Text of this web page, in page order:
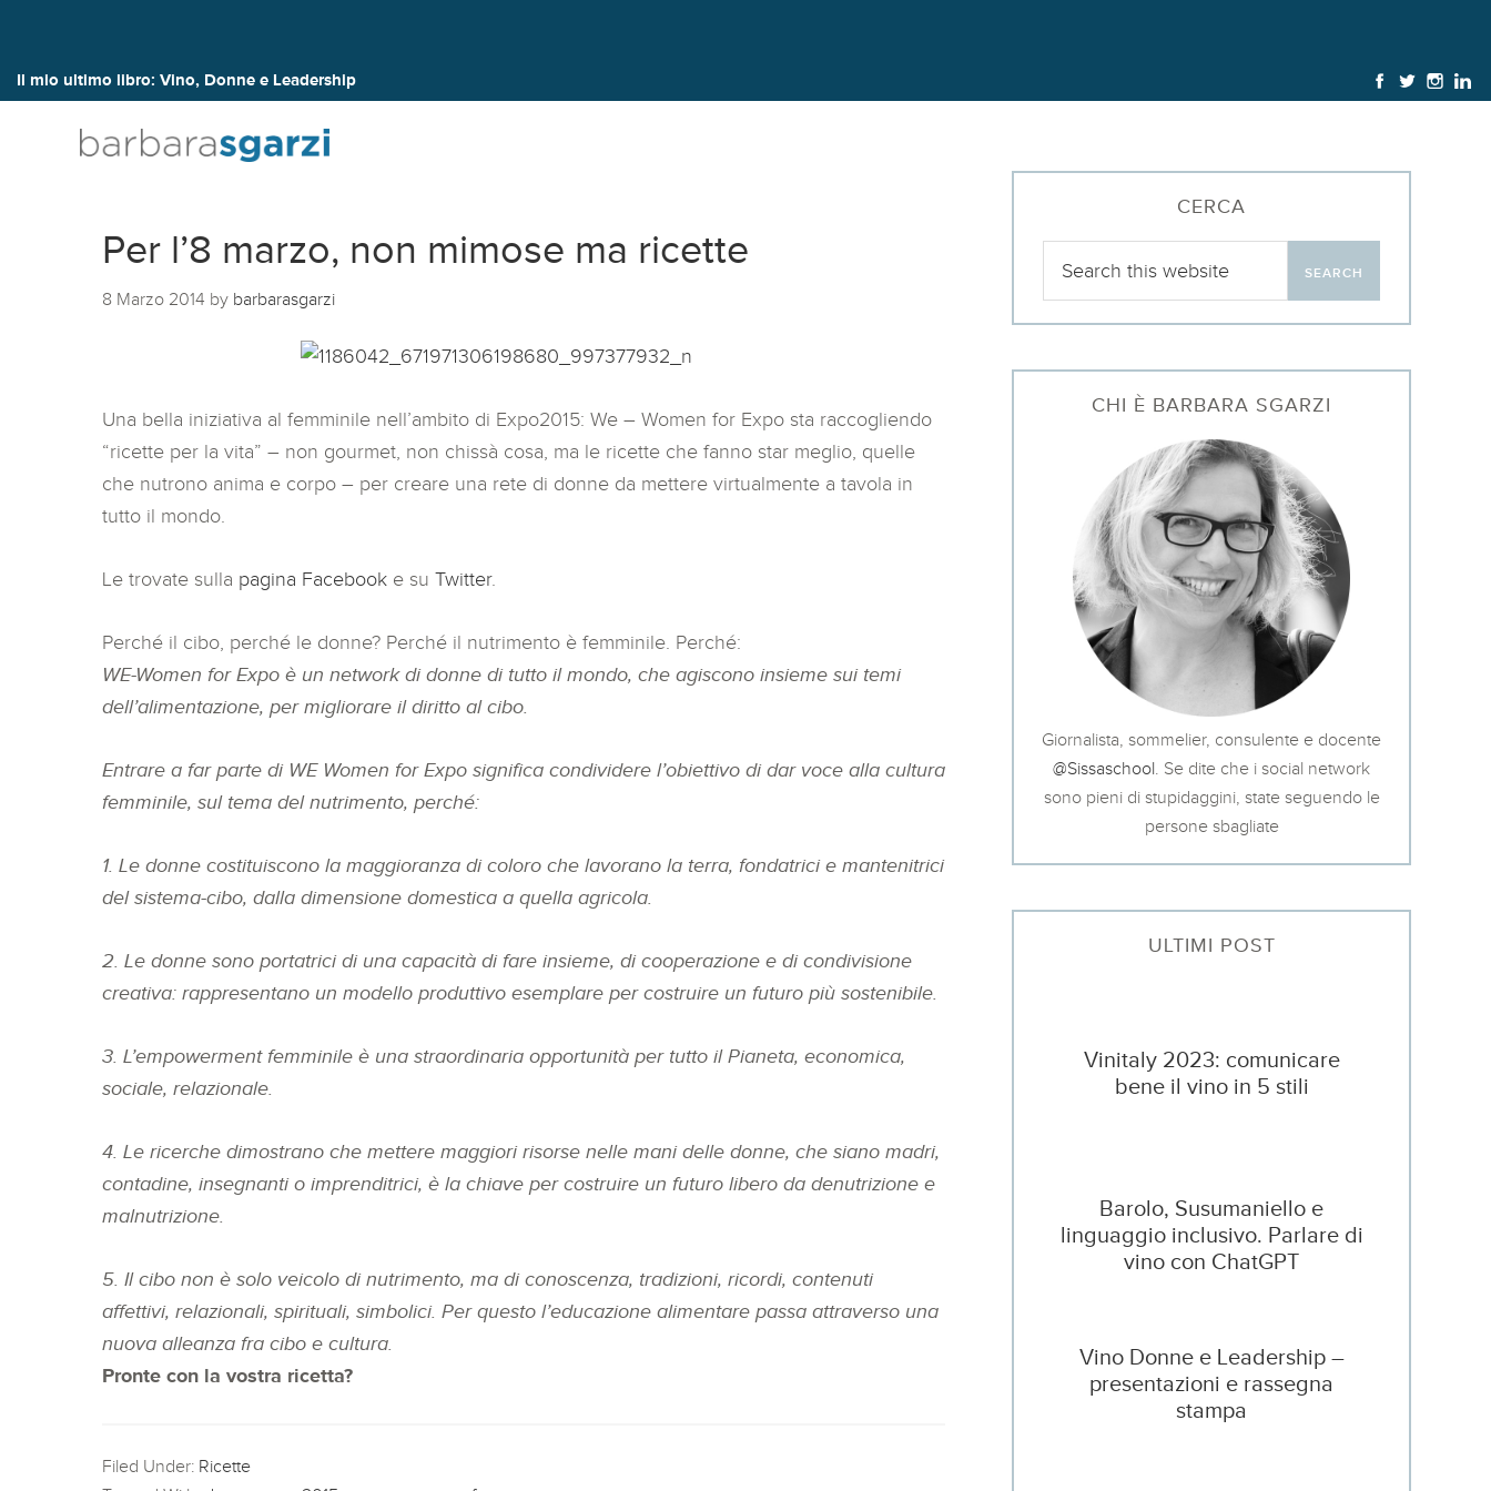
Il mio ultimo libro: Vino, Donne e Leadership
Per l’8 marzo, non mimose ma ricette
8 Marzo 2014 by barbarasgarzi
Una bella iniziativa al femminile nell’ambito di Expo2015: We – Women for Expo sta raccogliendo
“ricette per la vita” – non gourmet, non chissà cosa, ma le ricette che fanno star meglio, quelle
che nutrono anima e corpo – per creare una rete di donne da mettere virtualmente a tavola in
tutto il mondo.
Le trovate sulla pagina Facebook e su Twitter.
Perché il cibo, perché le donne? Perché il nutrimento è femminile. Perché:
WE-Women for Expo è un network di donne di tutto il mondo, che agiscono insieme sui temi
dell’alimentazione, per migliorare il diritto al cibo.
Entrare a far parte di WE Women for Expo significa condividere l’obiettivo di dar voce alla cultura
femminile, sul tema del nutrimento, perché:
1. Le donne costituiscono la maggioranza di coloro che lavorano la terra, fondatrici e mantenitrici
del sistema-cibo, dalla dimensione domestica a quella agricola.
2. Le donne sono portatrici di una capacità di fare insieme, di cooperazione e di condivisione
creativa: rappresentano un modello produttivo esemplare per costruire un futuro più sostenibile.
3. L’empowerment femminile è una straordinaria opportunità per tutto il Pianeta, economica,
sociale, relazionale.
4. Le ricerche dimostrano che mettere maggiori risorse nelle mani delle donne, che siano madri,
contadine, insegnanti o imprenditrici, è la chiave per costruire un futuro libero da denutrizione e
malnutrizione.
5. Il cibo non è solo veicolo di nutrimento, ma di conoscenza, tradizioni, ricordi, contenuti
affettivi, relazionali, spirituali, simbolici. Per questo l’educazione alimentare passa attraverso una
nuova alleanza fra cibo e cultura.
Pronte con la vostra ricetta?
Filed Under: Ricette
CERCA
CHI È BARBARA SGARZI
Giornalista, sommelier, consulente e docente
@Sissaschool . Se dite che i social network
sono pieni di stupidaggini, state seguendo le
persone sbagliate
ULTIMI POST
Vinitaly 2023: comunicare
bene il vino in 5 stili
Barolo, Susumaniello e
linguaggio inclusivo. Parlare di
vino con ChatGPT
Vino Donne e Leadership –
presentazioni e rassegna
stampa